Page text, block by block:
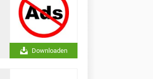
Downloaden